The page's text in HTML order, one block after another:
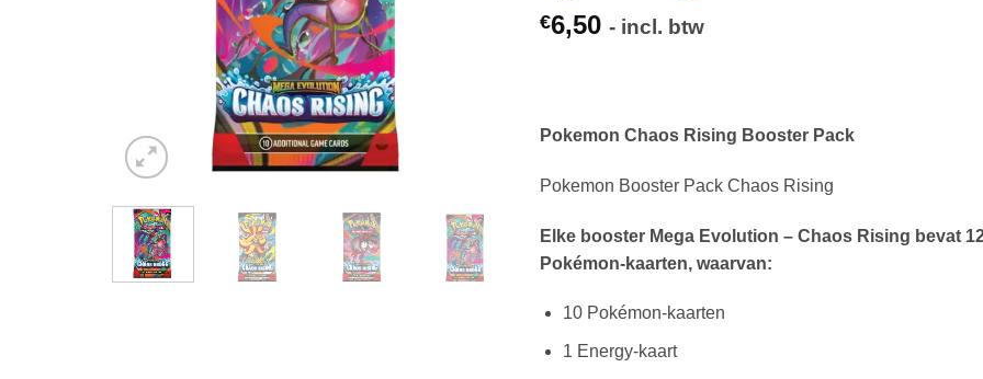
€6,50 - incl. btw
Pokemon Chaos Rising Booster Pack
Pokemon Booster Pack Chaos Rising
Elke booster Mega Evolution – Chaos Rising bevat
Pokémon-kaarten, waarvan:
10 Pokémon-kaarten
1 Energy-kaart